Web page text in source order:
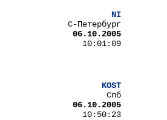
NI
С-Петербург
06.10.2005
10:01:09
KOST
Спб
06.10.2005
10:50:23